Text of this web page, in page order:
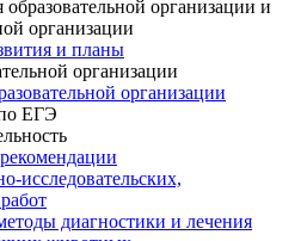
организации и
организации
и планы
организации
организации
ЕГЭ
исследовательских,
диагностики и лечения